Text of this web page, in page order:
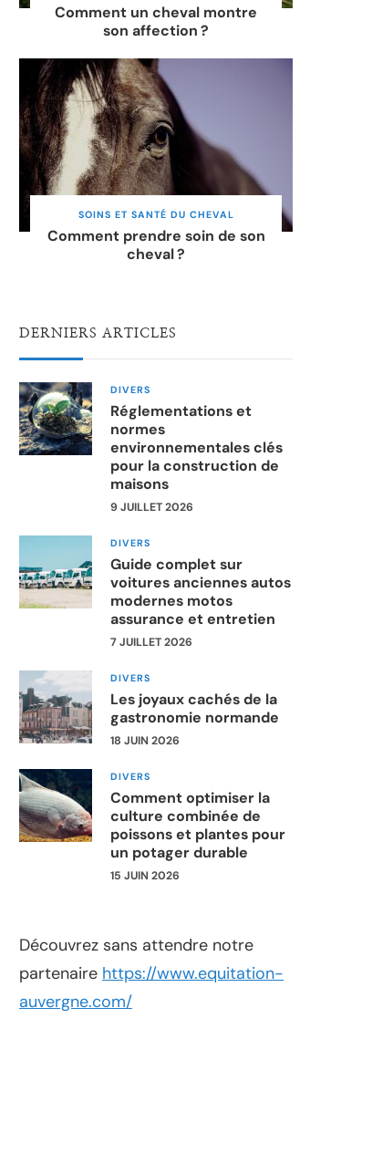
Comment un cheval montre
son affection ?
SOINS ET SANTÉ DU CHEVAL
Comment prendre soin de son
cheval ?
DERNIERS ARTICLES
DIVERS
Réglementations et
normes
environnementales clés
pour la construction de
maisons
9 JUILLET 2026
DIVERS
Guide complet sur
voitures anciennes autos
modernes motos
assurance et entretien
7 JUILLET 2026
DIVERS
Les joyaux cachés de la
gastronomie normande
18 JUIN 2026
DIVERS
Comment optimiser la
culture combinée de
poissons et plantes pour
un potager durable
15 JUIN 2026
Découvrez sans attendre notre
partenaire https://www.equitation-
auvergne.com/